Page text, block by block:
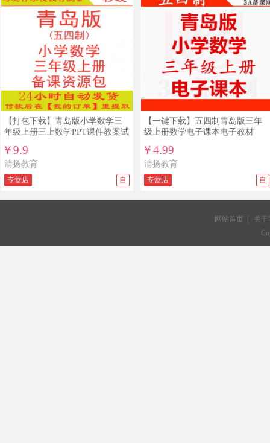
【打包下载】青岛版小学数学三
年级上册三上数学PPT课件教案试
￥9.9
清扬教育
专营店 自
【一键下载】五四制青岛版三年
级上册数学电子课本电子教材
￥4.99
清扬教育
专营店 自
网站首页
关于